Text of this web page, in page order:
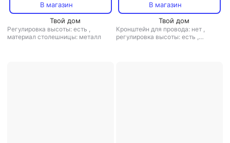
В магазин
Твой дом
Регулировка высоты: есть ,
материал столешницы: металл
В магазин
Твой дом
Кронштейн для провода: нет ,
регулировка высоты: есть ,